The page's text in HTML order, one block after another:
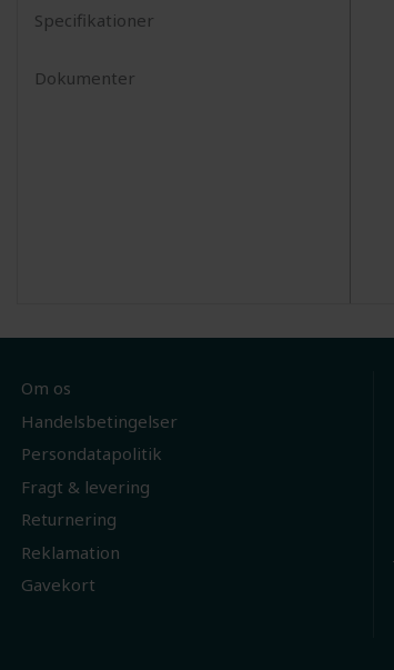
Specifikationer
Dokumenter
Om os
Handelsbetingelser
Persondatapolitik
Fragt & levering
Returnering
Reklamation
Gavekort